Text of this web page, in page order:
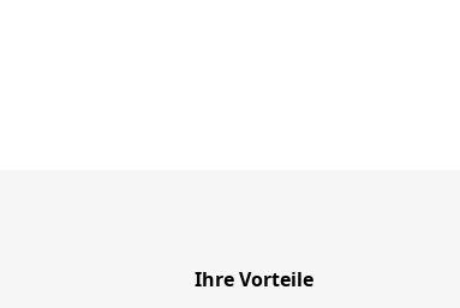
Ihre Vorteile